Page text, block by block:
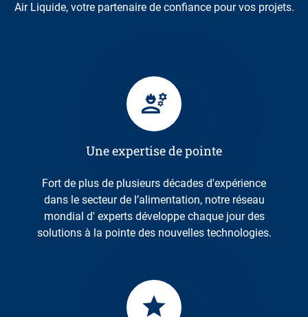
Air Liquide, votre partenaire de confiance pour vos projets.
Une expertise de pointe
Fort de plus de plusieurs décades d'expérience
dans le secteur de l’alimentation, notre réseau
mondial d' experts développe chaque jour des
solutions à la pointe des nouvelles technologies.